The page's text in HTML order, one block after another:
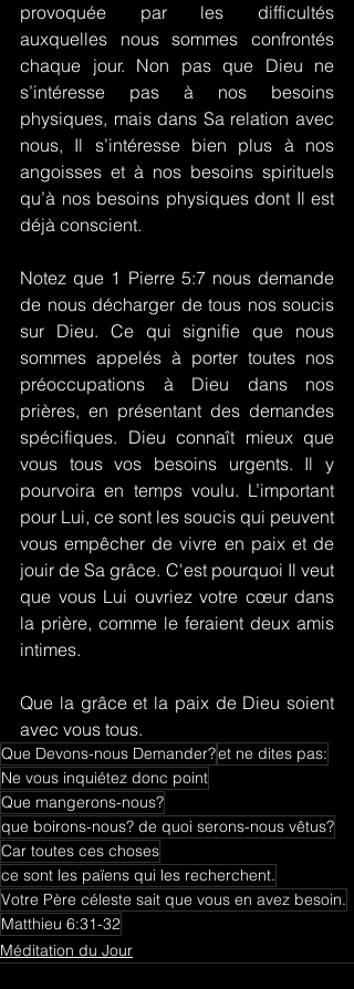
provoquée par les difficultés
auxquelles nous sommes confrontés
chaque jour. Non pas que Dieu ne
s’intéresse pas à nos besoins
physiques, mais dans Sa relation avec
nous, Il s’intéresse bien plus à nos
angoisses et à nos besoins spirituels
qu’à nos besoins physiques dont Il est
déjà conscient.
Notez que 1 Pierre 5:7 nous demande
de nous décharger de tous nos soucis
sur Dieu. Ce qui signifie que nous
sommes appelés à porter toutes nos
préoccupations à Dieu dans nos
prières, en présentant des demandes
spécifiques. Dieu connaît mieux que
vous tous vos besoins urgents. Il y
pourvoira en temps voulu. L’important
pour Lui, ce sont les soucis qui peuvent
vous empêcher de vivre en paix et de
jouir de Sa grâce. C'est pourquoi Il veut
que vous Lui ouvriez votre cœur dans
la prière, comme le feraient deux amis
intimes.
Que la grâce et la paix de Dieu soient
avec vous tous.
Que Devons-nous Demander?et ne dites pas:
Ne vous inquiétez donc point
Que mangerons-nous?
que boirons-nous? de quoi serons-nous vêtus?
Car toutes ces choses
ce sont les païens qui les recherchent.
Votre Père céleste sait que vous en avez besoin.
Matthieu 6:31-32
Méditation du Jour